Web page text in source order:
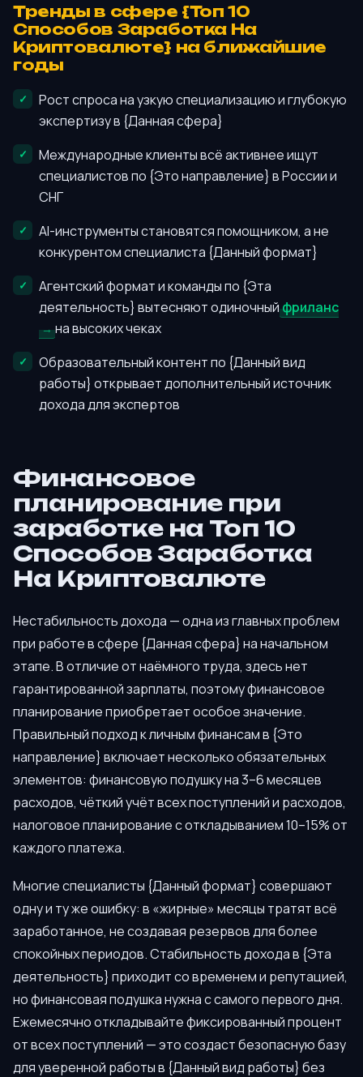
Тренды в сфере {Топ 10
Способов Заработка На
Криптовалюте} на ближайшие
годы
Рост спроса на узкую специализацию и глубокую
экспертизу в {Данная сфера}
Международные клиенты всё активнее ищут
специалистов по {Это направление} в России и
СНГ
AI-инструменты становятся помощником, а не
конкурентом специалиста {Данный формат}
Агентский формат и команды по {Эта
деятельность} вытесняют одиночныйфриланс
на высоких чеках
Образовательный контент по {Данный вид
работы} открывает дополнительный источник
дохода для экспертов
Финансовое
планирование при
заработке на Топ 10
Способов Заработка
На Криптовалюте
Нестабильность дохода — одна из главных проблем
при работе в сфере {Данная сфера} на начальном
этапе. В отличие от наёмного труда, здесь нет
гарантированной зарплаты, поэтому финансовое
планирование приобретает особое значение.
Правильный подход к личным финансам в {Это
направление} включает несколько обязательных
элементов: финансовую подушку на 3–6 месяцев
расходов, чёткий учёт всех поступлений и расходов,
налоговое планирование с откладыванием 10–15% от
каждого платежа.
Многие специалисты {Данный формат} совершают
одну и ту же ошибку: в «жирные» месяцы тратят всё
заработанное, не создавая резервов для более
спокойных периодов. Стабильность дохода в {Эта
деятельность} приходит со временем и репутацией,
но финансовая подушка нужна с самого первого дня.
Ежемесячно откладывайте фиксированный процент
от всех поступлений — это создаст безопасную базу
для уверенной работы в {Данный вид работы} без